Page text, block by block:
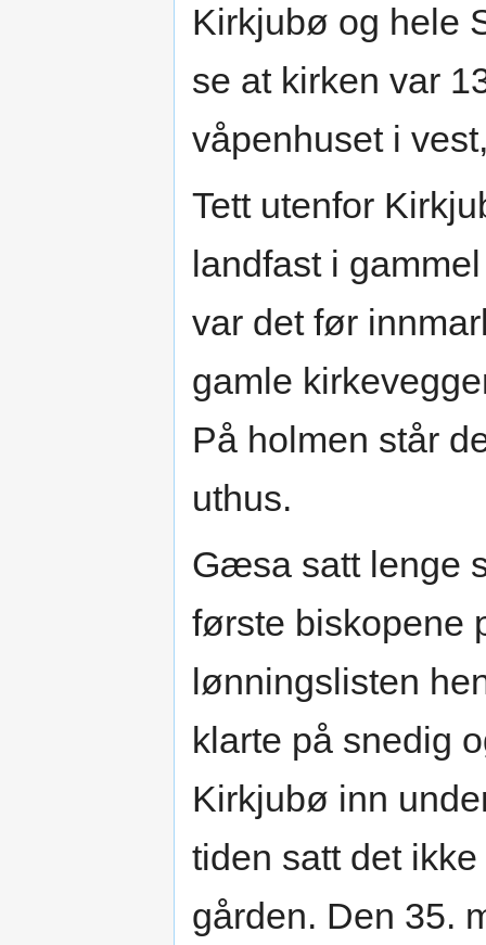
Kirkjubø og hele
se at kirken var
våpenhuset i
Tett utenfor
landfast i
var det før
gamle
På holmen står
uthus.
Gæsa satt lenge
første biskopene
lønningslisten
klarte på snedig
Kirkjubø inn
tiden satt det
gården. Den 35.